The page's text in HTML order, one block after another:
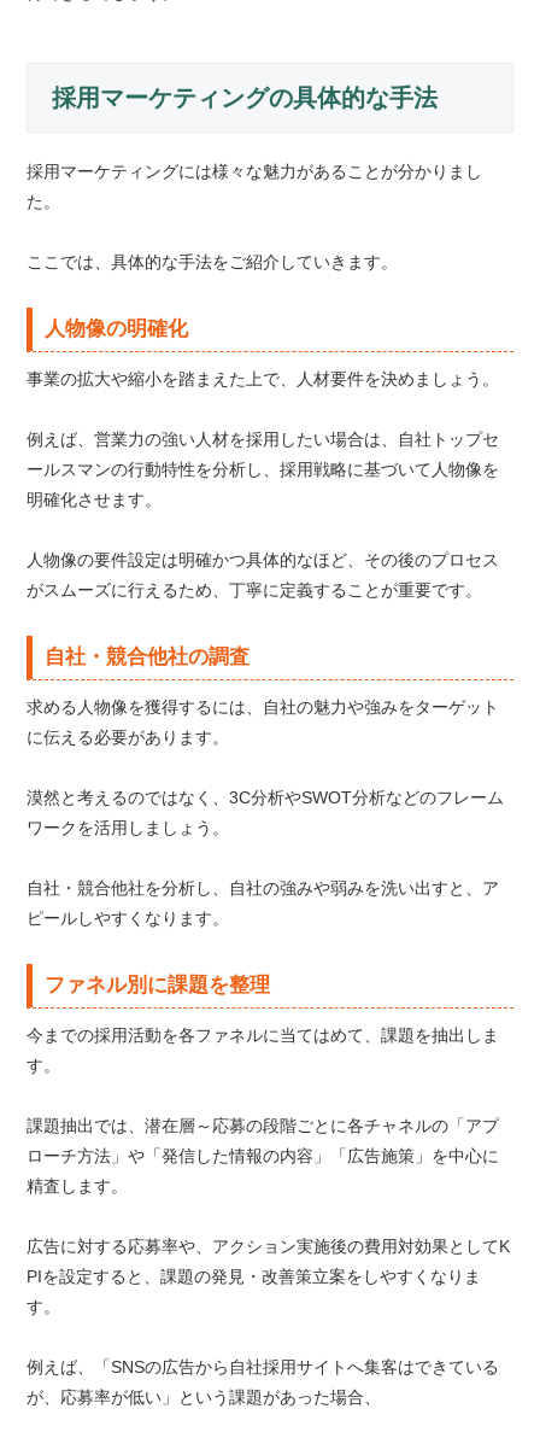
採用マーケティングの具体的な手法
採用マーケティングには様々な魅力があることが分かりまし
た。
ここでは、具体的な手法をご紹介していきます。
人物像の明確化
事業の拡大や縮小を踏まえた上で、人材要件を決めましょう。
例えば、営業力の強い人材を採用したい場合は、自社トップセ
ールスマンの行動特性を分析し、採用戦略に基づいて人物像を
明確化させます。
人物像の要件設定は明確かつ具体的なほど、その後のプロセス
がスムーズに行えるため、丁寧に定義することが重要です。
自社・競合他社の調査
求める人物像を獲得するには、自社の魅力や強みをターゲット
に伝える必要があります。
漠然と考えるのではなく、3C分析やSWOT分析などのフレーム
ワークを活用しましょう。
自社・競合他社を分析し、自社の強みや弱みを洗い出すと、ア
ピールしやすくなります。
ファネル別に課題を整理
今までの採用活動を各ファネルに当てはめて、課題を抽出しま
す。
課題抽出では、潜在層～応募の段階ごとに各チャネルの「アプ
ローチ方法」や「発信した情報の内容」「広告施策」を中心に
精査します。
広告に対する応募率や、アクション実施後の費用対効果としてK
PIを設定すると、課題の発見・改善策立案をしやすくなりま
す。
例えば、「SNSの広告から自社採用サイトへ集客はできている
が、応募率が低い」という課題があった場合、